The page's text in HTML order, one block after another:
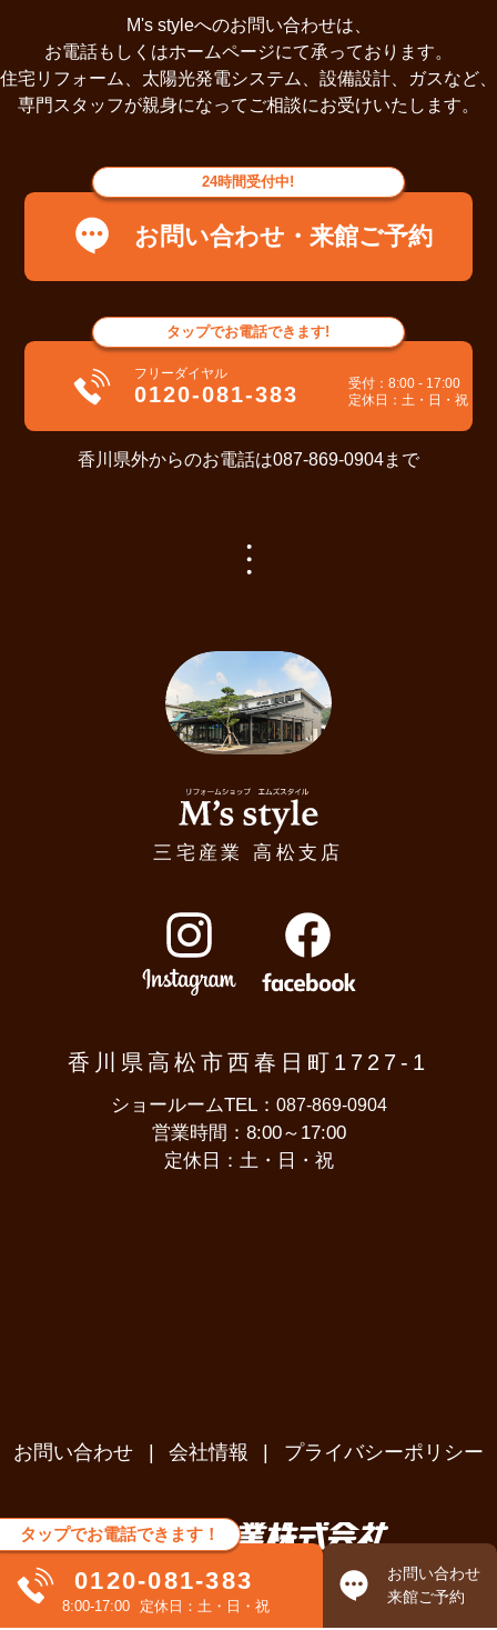
M's styleへのお問い合わせは、
お電話もしくはホームページにて承っております。
住宅リフォーム、太陽光発電システム、設備設計、ガスなど、
専門スタッフが親身になってご相談にお受けいたします。
24時間受付中!
お問い合わせ・来館ご予約
タップでお電話できます!
フリーダイヤル
0120-081-383
受付：8:00 - 17:00
定休日：土・日・祝
香川県外からのお電話は087-869-0904まで
リフォームショップM's style
三宅産業 高松支店
Instagram Facebook
香川県高松市西春日町1727-1
ショールームTEL： 087-869-0904
営業時間：8:00～17:00
定休日：土・日・祝
お問い合わせ 会社情報 プライバシーポリシー
© MIYAKESANGYO Co.,Ltd. 2026
タップでお電話できます！
0120-081-383
8:00-17:00 定休日：土・日・祝
お問い合わせ
来館ご予約